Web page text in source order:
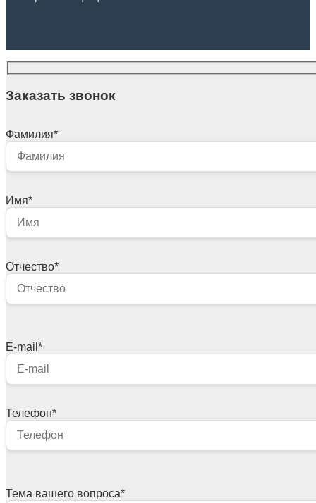
Заказать звонок
Фамилия*
Имя*
Отчество*
E-mail *
Телефон*
Тема вашего вопроса*